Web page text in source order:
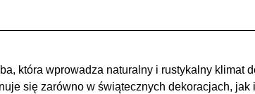
która wprowadza naturalny i rustykalny klimat
się zarówno w świątecznych dekoracjach, jak